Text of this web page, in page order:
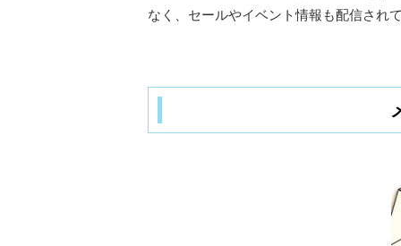
なく、セールやイベント情報も配信され